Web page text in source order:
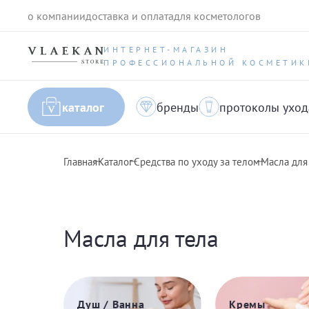
о компаниидоставка и оплатадля косметологов
ИНТЕРНЕТ-МАГАЗИН
ПРОФЕССИОНАЛЬНОЙ
каталог бренды протоколы
ГлавнаяКаталогСредства по уходу за теломМасла для
Масла для тела
Душ / Ванна Кремы